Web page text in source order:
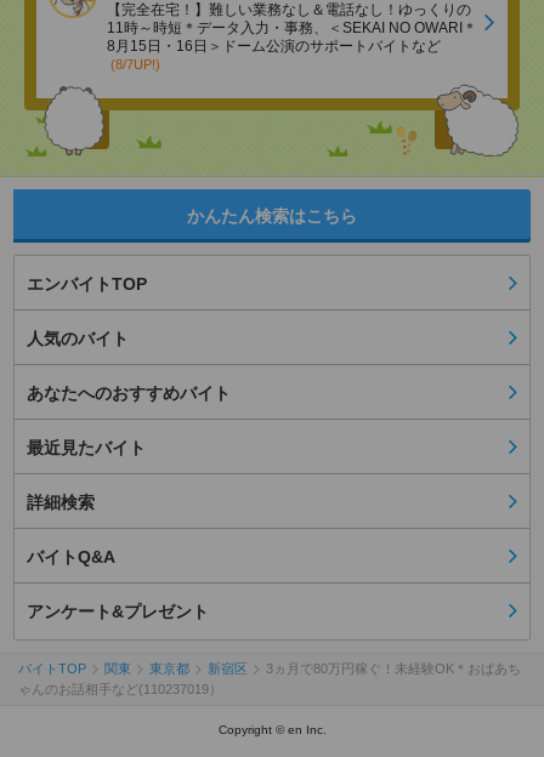
【完全在宅！】難しい業務なし＆電話なし！ゆっくりの
11時～時短＊データ入力・事務、＜SEKAI NO OWARI＊
8月15日・16日＞ドーム公演のサポートバイトなど
(8/7UP!)
かんたん検索はこちら
エンバイトTOP
人気のバイト
あなたへのおすすめバイト
最近見たバイト
詳細検索
バイトQ&A
アンケート&プレゼント
バイトTOP 関東 東京都 新宿区
3ヵ月で80万円稼ぐ！未経験OK＊おばあち
ゃんのお話相手など(110237019）
Copyright © en Inc.